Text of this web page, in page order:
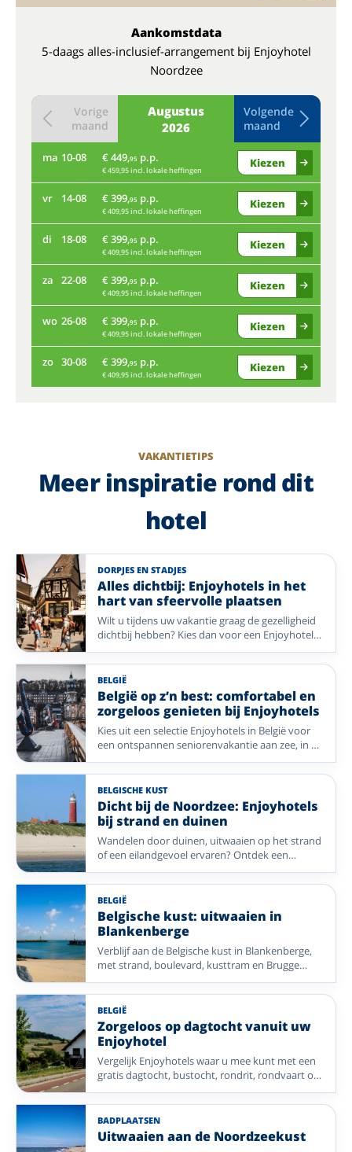
Aankomstdata
5-daags alles-inclusief-arrangement bij Enjoyhotel
Noordzee
Augustus
2026
Vorige
maand
Volgende
maand
ma 10-08 € 449,95 p.p.
€ 459,95 incl. lokale heffingen
Kiezen
vr 14-08 € 399,95 p.p.
€ 409,95 incl. lokale heffingen
Kiezen
di 18-08 € 399,95 p.p.
€ 409,95 incl. lokale heffingen
Kiezen
za 22-08 € 399,95 p.p.
€ 409,95 incl. lokale heffingen
Kiezen
wo 26-08 € 399,95 p.p.
€ 409,95 incl. lokale heffingen
Kiezen
zo 30-08 € 399,95 p.p.
€ 409,95 incl. lokale heffingen
Kiezen
VAKANTIETIPS
Meer inspiratie rond dit
hotel
DORPJES EN STADJES
Alles dichtbij: Enjoyhotels in het
hart van sfeervolle plaatsen
Wilt u tijdens uw vakantie graag de gezelligheid
dichtbij hebben? Kies dan voor een Enjoyhotel
in of nabij het centrum. Van historische pleinen
en sfeervolle winkelstraten tot gezellige
dorpskernen: stap de deur uit en ontdek direct
de charme van uw vakantiebestemming. Geniet
van comfort, gastvrijheid en alle mooie plekken
die op loopafstand liggen.
BELGIË
België op z’n best: comfortabel en
zorgeloos genieten bij Enjoyhotels
Kies uit een selectie Enjoyhotels in België voor
een ontspannen seniorenvakantie aan zee, in de
Ardennen of midden in een historische stad.
Vergelijk sfeer, ligging, liftvoorzieningen en
eenpersoonskamers.
BELGISCHE KUST
Dicht bij de Noordzee: Enjoyhotels
bij strand en duinen
Wandelen door duinen, uitwaaien op het strand
of een eilandgevoel ervaren? Ontdek een
selectie Enjoyhotels dicht bij de Noordzee in
Nederland, België en Duitsland.
BELGIË
Belgische kust: uitwaaien in
Blankenberge
Verblijf aan de Belgische kust in Blankenberge,
met strand, boulevard, kusttram en Brugge
dichtbij. Vergelijk drie Enjoyhotels voor een
ontspannen verblijf aan zee.
BELGIË
Zorgeloos op dagtocht vanuit uw
Enjoyhotel
Vergelijk Enjoyhotels waar u mee kunt met een
gratis dagtocht, bustocht, rondrit, rondvaart of
andere georganiseerde excursie. Ideaal als u
zonder routeplanning meer van de omgeving
wilt ontdekken.
BADPLAATSEN
Uitwaaien aan de Noordzeekust